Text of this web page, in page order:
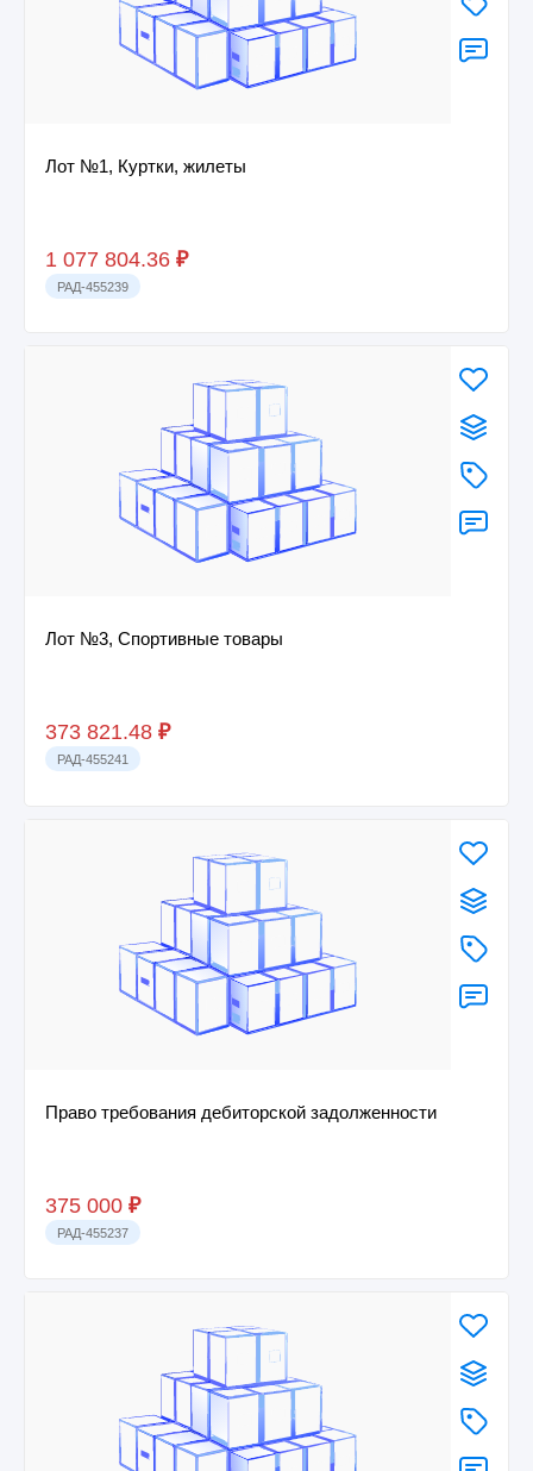
Лот №1, Куртки, жилеты
1 077 804.36 ₽
РАД-455239
Лот №3, Спортивные товары
373 821.48 ₽
РАД-455241
Право требования дебиторской задолженности
375 000 ₽
РАД-455237